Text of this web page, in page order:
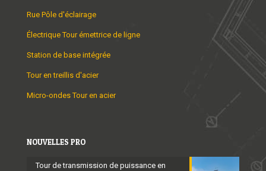
Rue Pôle d'éclairage
Électrique Tour émettrice de ligne
Station de base intégrée
Tour en treillis d'acier
Micro-ondes Tour en acier
NOUVELLES PRO
Tour de transmission de puissance en